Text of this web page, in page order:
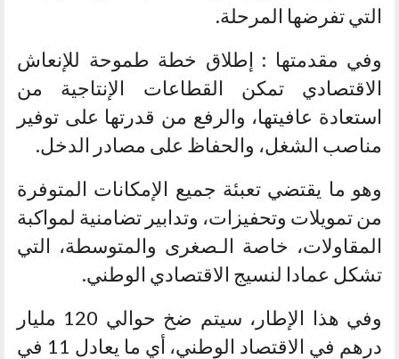
التي تفرضها المرحلة.
وفي مقدمتها : إطلاق خطة طموحة للإنعاش
الاقتصادي تمكن القطاعات الإنتاجية من
استعادة عافيتها، والرفع من قدرتها على توفير
مناصب الشغل، والحفاظ على مصادر الدخل.
وهو ما يقتضي تعبئة جميع الإمكانات المتوفرة
من تمويلات وتحفيزات، وتدابير تضامنية لمواكبة
المقاولات، خاصة الـصغرى والمتوسطة، التي
تشكل عمادا لنسيج الاقتصادي الوطني.
وفي هذا الإطار، سيتم ضخ حوالي 120 مليار
درهم في الاقتصاد الوطني، أي ما يعادل 11 في